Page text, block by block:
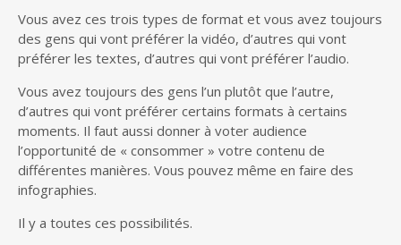
Vous avez ces trois types de format et vous avez toujours
des gens qui vont préférer la vidéo, d’autres qui vont
préférer les textes, d’autres qui vont préférer l’audio.
Vous avez toujours des gens l’un plutôt que l’autre,
d’autres qui vont préférer certains formats à certains
moments. Il faut aussi donner à voter audience
l’opportunité de « consommer » votre contenu de
différentes manières. Vous pouvez même en faire des
infographies.
Il y a toutes ces possibilités.